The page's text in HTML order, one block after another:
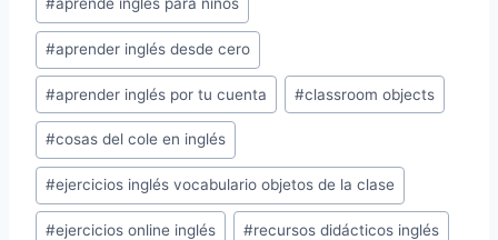
la
entrada:
#aprende inglés para niños
#aprender inglés desde cero
#aprender inglés por tu cuenta #classroom objects
#cosas del cole en inglés
#ejercicios inglés vocabulario objetos de la clase
#ejercicios online inglés #recursos didácticos inglés